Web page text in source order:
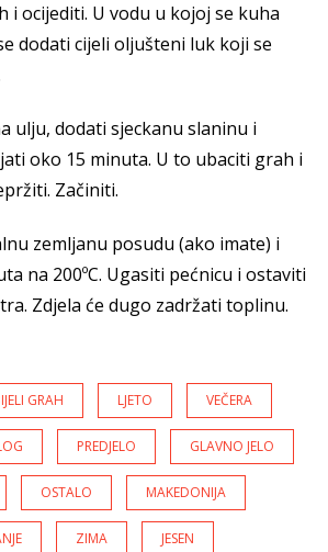
i ocijediti. U vodu u kojoj se kuha
dodati cijeli oljušteni luk koji se
ulju, dodati sjeckanu slaninu i
oko 15 minuta. U to ubaciti grah i
Začiniti.
zemljanu posudu (ako imate) i
na 200ºC. Ugasiti pećnicu i ostaviti
Zdjela će dugo zadržati toplinu.
GRAH LJETO VEČERA
PREDJELO GLAVNO JELO
OSTALO MAKEDONIJA
ZIMA JESEN